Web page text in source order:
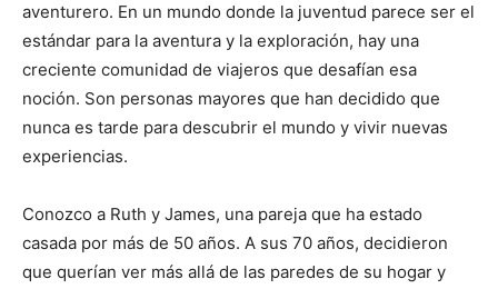
aventurero. En un mundo donde la juventud parece ser el
estándar para la aventura y la exploración, hay una
creciente comunidad de viajeros que desafían esa
noción. Son personas mayores que han decidido que
nunca es tarde para descubrir el mundo y vivir nuevas
experiencias.
Conozco a Ruth y James, una pareja que ha estado
casada por más de 50 años. A sus 70 años, decidieron
que querían ver más allá de las paredes de su hogar y